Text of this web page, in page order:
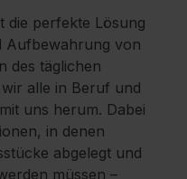
die perfekte Lösung
Aufbewahrung von
des täglichen
alle in Beruf und
uns herum. Dabei
in denen
abgelegt und
müssen –